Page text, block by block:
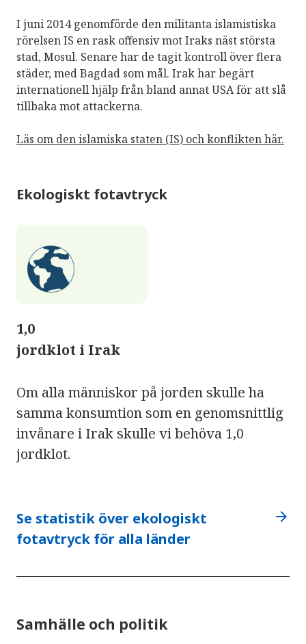
I juni 2014 genomförde den militanta islamistiska
rörelsen IS en rask offensiv mot Iraks näst största
stad, Mosul. Senare har de tagit kontroll över flera
städer, med Bagdad som mål. Irak har begärt
internationell hjälp från bland annat USA för att slå
tillbaka mot attackerna.
Läs om den islamiska staten (IS) och konflikten här.
Ekologiskt fotavtryck
1,0
jordklot i Irak
Om alla människor på jorden skulle ha
samma konsumtion som en genomsnittlig
invånare i Irak skulle vi behöva 1,0
jordklot.
Se statistik över ekologiskt
fotavtryck för alla länder
arrow_forward
Samhälle och politik